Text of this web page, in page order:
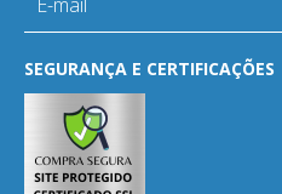
SEGURANÇA E CERTIFICAÇÕES